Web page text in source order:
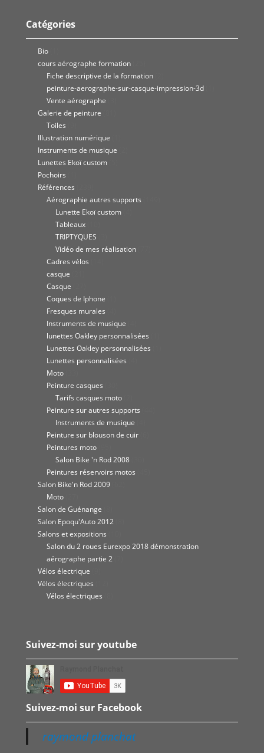
Catégories
Bio
cours aérographe formation
Fiche descriptive de la formation
peinture-aerographe-sur-casque-impression-3d
Vente aérographe
Galerie de peinture
Toiles
Illustration numérique
Instruments de musique
Lunettes Ekoï custom
Pochoirs
Références
Aérographie autres supports
Lunette Ekoï custom
Tableaux
TRIPTYQUES
Vidéo de mes réalisation
Cadres vélos
casque
Casque
Coques de Iphone
Fresques murales
Instruments de musique
lunettes Oakley personnalisées
Lunettes Oakley personnalisées
Lunettes personnalisées
Moto
Peinture casques
Tarifs casques moto
Peinture sur autres supports
Instruments de musique
Peinture sur blouson de cuir
Peintures moto
Salon Bike 'n Rod 2008
Peintures réservoirs motos
Salon Bike'n Rod 2009
Moto
Salon de Guénange
Salon Epoqu'Auto 2012
Salons et expositions
Salon du 2 roues Eurexpo 2018 démonstration
aérographe partie 2
Vélos électrique
Vélos électriques
Vélos électriques
Suivez-moi sur youtube
Suivez-moi sur Facebook
raymond planchat